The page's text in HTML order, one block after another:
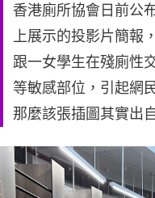
香港廁所協會日前公
上展示的投影片簡報
跟一女學生在殘廁性
等敏感部位，引起網
那麼該張插圖其實出